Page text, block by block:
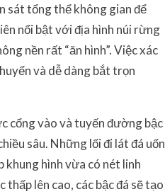
sát tổng thể không gian để
nổi bật với địa hình núi rừng
nền rất “ăn hình”. Việc xác
và dễ dàng bắt trọn
cổng vào và tuyến đường bậc
sâu. Những lối đi lát đá uốn
khung hình vừa có nét linh
lên cao, các bậc đá sẽ tạo